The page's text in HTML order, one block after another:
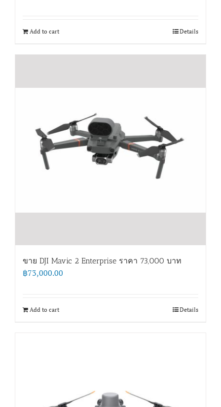
Add to cart Details
ขาย DJI Mavic 2 Enterprise ราคา 73,000 บาท
฿73,000.00
Add to cart Details